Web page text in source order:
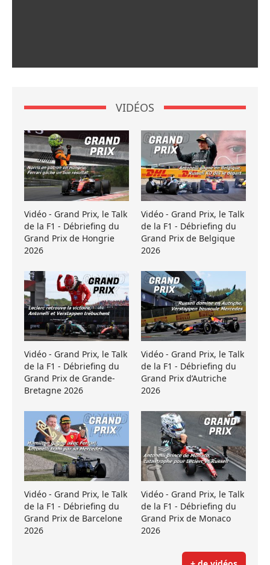
VIDÉOS
Vidéo - Grand Prix, le Talk
de la F1 - Débriefing du
Grand Prix de Hongrie
2026
Vidéo - Grand Prix, le Talk
de la F1 - Débriefing du
Grand Prix de Belgique
2026
Vidéo - Grand Prix, le Talk
de la F1 - Débriefing du
Grand Prix de Grande-
Bretagne 2026
Vidéo - Grand Prix, le Talk
de la F1 - Débriefing du
Grand Prix d’Autriche
2026
Vidéo - Grand Prix, le Talk
de la F1 - Débriefing du
Grand Prix de Barcelone
2026
Vidéo - Grand Prix, le Talk
de la F1 - Débriefing du
Grand Prix de Monaco
2026